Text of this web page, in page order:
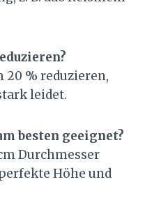
20 % reduzieren,
leidet.
besten geeignet?
Durchmesser
Höhe und